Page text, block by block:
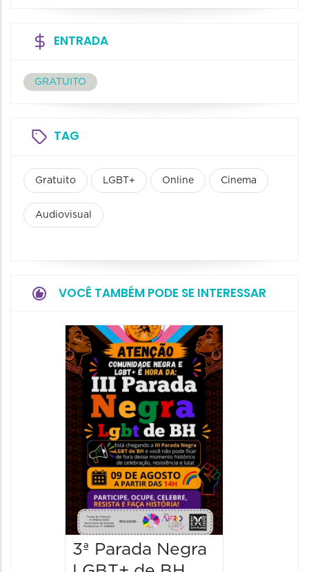
ENTRADA
GRATUITO
TAG
Gratuito LGBT+ Online Cinema
Audiovisual
VOCÊ TAMBÉM PODE SE INTERESSAR
3ª Parada Negra